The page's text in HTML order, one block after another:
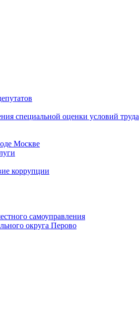
специальной оценки условий труда
Москве
коррупции
самоуправления
округа Перово